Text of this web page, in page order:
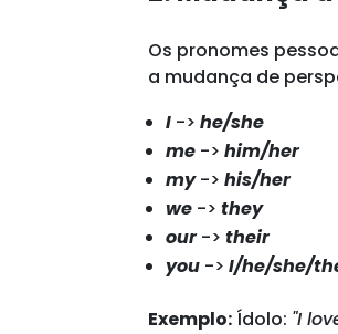
Os pronomes
a mudança de
I ->he/she
me ->him/her
my->his/her
we ->they
our->their
you ->I/he/she/
Exemplo: Ídolo: "I